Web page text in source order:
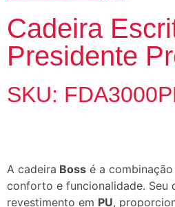
Cadeira
Presidente
SKU:
A cadeira Boss é a
conforto e funcionalidade. Seu
revestimento em PU,